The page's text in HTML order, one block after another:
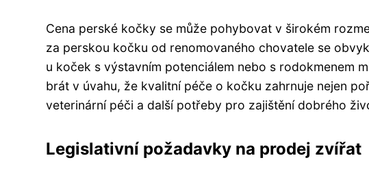
Cena perské kočky se může pohybovat v širokém
za perskou kočku od renomovaného chovatele se
u koček s výstavním potenciálem nebo s rodokmenem
brát v úvahu, že kvalitní péče o kočku zahrnuje nejen
veterinární péči a další potřeby pro zajištění dobrého
Legislativní požadavky na prodej zvířat